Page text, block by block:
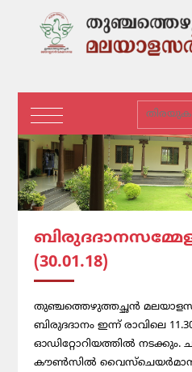
(30.01.18)
തുഞ്ചത്തെഴുത്തച്ഛന്‍
ബിരുദദാനം ഇന്ന് രാവിലെ
ഓഡിറ്റോറിയത്തില്‍ നടക്കും.
കൗണ്‍സില്‍